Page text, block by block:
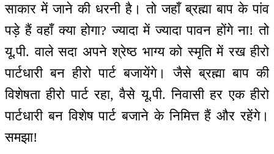
साकार में जाने की धरनी है। तो जहाँ ब्रह्मा बाप के पांव
पड़े हैं वहाँ क्या होगा? ज्यादा में ज्यादा पावन होंगे ना! तो
यू.पी. वाले सदा अपने श्रेष्ठ भाग्य को स्मृति में रख हीरो
पार्टधारी बन हीरो पार्ट बजायेंगे। जैसे ब्रह्मा बाप की
विशेषता हीरो पार्ट रहा, वैसे यू.पी. निवासी हर एक हीरो
पार्टधारी बन विशेष पार्ट बजाने के निमित्त हैं और रहेंगे।
समझा!